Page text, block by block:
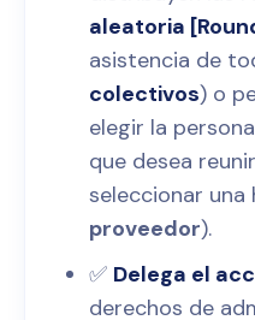
aleatoria
asistencia de
colectivos) o
elegir la
que desea
seleccionar una
proveedor).
✅ Delega el
derechos de